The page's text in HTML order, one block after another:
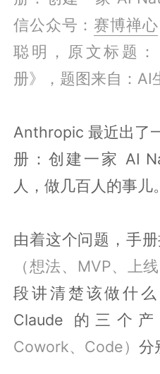
信公众号： 赛博禅心
聪明，原文标题
册》，题图来自：AI
Anthropic 最近出了
册：创建一家 AI
人，做几百人的事儿。
由着这个问题，手
（想法、MVP、上
段讲清楚该做什么
Claude 的三个
Cowork、Code）分